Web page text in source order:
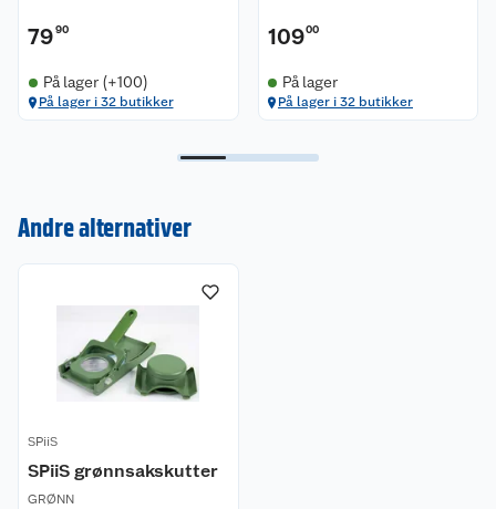
7990
På lager (+100)
På lager i 32 butikker
10900
På lager
På lager i 32 butikker
Andre alternativer
SPiiS
SPiiS grønnsakskutter
GRØNN
Våre butikker
Våre merkevarer
Coop kjeder
Bærekraft
Kundeservice
Reklamasjon og garanti
Ofte stilte spørsmål
Betalingsalternativer
Pakkesporing
Coop medlem